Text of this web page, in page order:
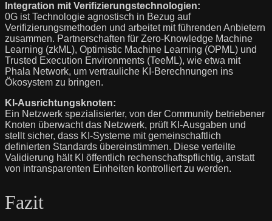
Integration mit Verifizierungstechnologien:
0G ist Technologie agnostisch in Bezug auf
Verifizierungsmethoden und arbeitet mit führenden Anbietern
zusammen. Partnerschaften für Zero-Knowledge Machine
Learning (zkML), Optimistic Machine Learning (OPML) und
Trusted Execution Environments (TeeML), wie etwa mit
Phala Network, um vertrauliche KI-Berechnungen ins
Ökosystem zu bringen.
KI-Ausrichtungsknoten:
Ein Netzwerk spezialisierter, von der Community betriebener
Knoten überwacht das Netzwerk, prüft KI-Ausgaben und
stellt sicher, dass KI-Systeme mit gemeinschaftlich
definierten Standards übereinstimmen. Diese verteilte
Validierung hält KI öffentlich rechenschaftspflichtig, anstatt
von intransparenten Einheiten kontrolliert zu werden.
Fazit